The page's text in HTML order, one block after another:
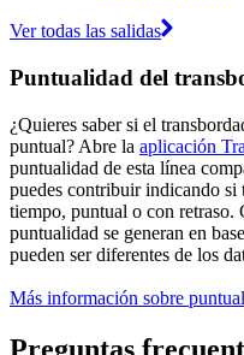
Ver todas las salidas
Puntualidad del
¿Quieres saber si el
puntual? Abre la aplicación
puntualidad de esta línea
puedes contribuir indicando si
tiempo, puntual o con retraso.
puntualidad se generan en
pueden ser diferentes de los
Más información sobre
Preguntas